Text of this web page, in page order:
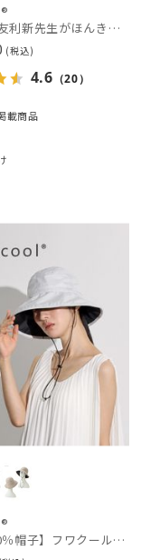
人気医師 友利新先生がほんきで作った”絶対に忘れない誰でも日傘” 55【晴雨兼用折りたたみ日傘】フワクール® (Fuwacool®) 雨の日OK 軽量 遮光100% UV100%
(税込)
4.6 （20）
載商品
【遮光100％帽子】フワクール® (Fuwacool®) UVハット 遮光100 UV100